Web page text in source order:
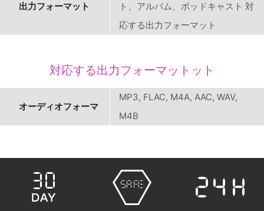
出力フォーマット
ト、アルバム、ポッドキャスト 対
応する出力フォーマット
対応する出力フォーマットット
オーディオフォーマ
MP3, FLAC, M4A, AAC, WAV,
M4B